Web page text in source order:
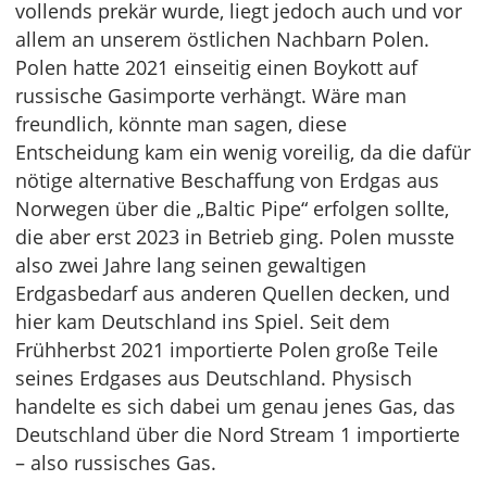
vollends prekär wurde, liegt jedoch auch und vor
allem an unserem östlichen Nachbarn Polen.
Polen hatte 2021 einseitig einen Boykott auf
russische Gasimporte verhängt. Wäre man
freundlich, könnte man sagen, diese
Entscheidung kam ein wenig voreilig, da die dafür
nötige alternative Beschaffung von Erdgas aus
Norwegen über die „Baltic Pipe“ erfolgen sollte,
die aber erst 2023 in Betrieb ging. Polen musste
also zwei Jahre lang seinen gewaltigen
Erdgasbedarf aus anderen Quellen decken, und
hier kam Deutschland ins Spiel. Seit dem
Frühherbst 2021 importierte Polen große Teile
seines Erdgases aus Deutschland. Physisch
handelte es sich dabei um genau jenes Gas, das
Deutschland über die Nord Stream 1 importierte
– also russisches Gas.